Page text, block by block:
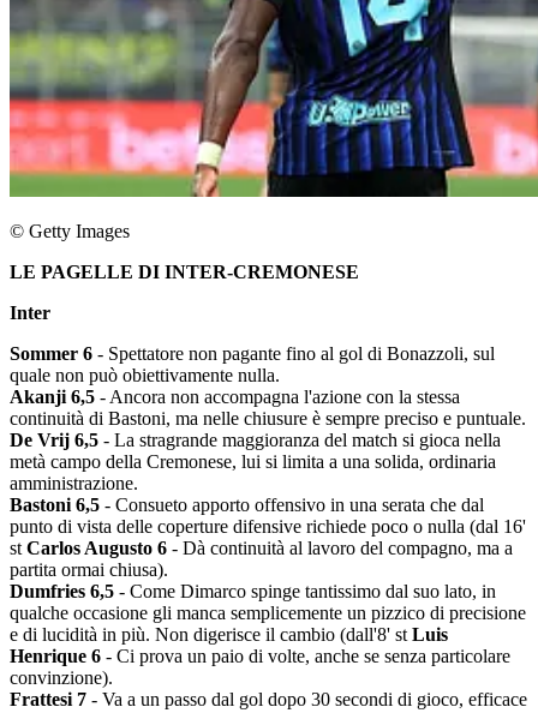
© Getty Images
LE PAGELLE DI INTER-CREMONESE
Inter
Sommer 6 - Spettatore non pagante fino al gol di Bonazzoli, sul
quale non può obiettivamente nulla.
Akanji 6,5 - Ancora non accompagna l'azione con la stessa
continuità di Bastoni, ma nelle chiusure è sempre preciso e puntuale.
De Vrij 6,5 - La stragrande maggioranza del match si gioca nella
metà campo della Cremonese, lui si limita a una solida, ordinaria
amministrazione.
Bastoni 6,5 - Consueto apporto offensivo in una serata che dal
punto di vista delle coperture difensive richiede poco o nulla (dal 16'
st Carlos Augusto 6 - Dà continuità al lavoro del compagno, ma a
partita ormai chiusa).
Dumfries 6,5 - Come Dimarco spinge tantissimo dal suo lato, in
qualche occasione gli manca semplicemente un pizzico di precisione
e di lucidità in più. Non digerisce il cambio (dall'8' st Luis
Henrique 6 - Ci prova un paio di volte, anche se senza particolare
convinzione).
Frattesi 7 - Va a un passo dal gol dopo 30 secondi di gioco, efficace